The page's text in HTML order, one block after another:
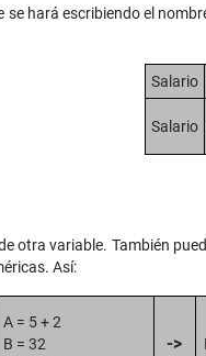
hará escribiendo el
Salario
Salario
otra variable. También
Así:
A = 5 + 2
B = 32
->